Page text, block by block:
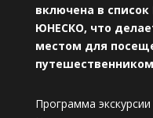
включена в
ЮНЕСКО, что
местом для
Программа